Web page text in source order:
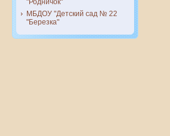
"Родничок"
МБДОУ "Детский сад № 22
"Березка"